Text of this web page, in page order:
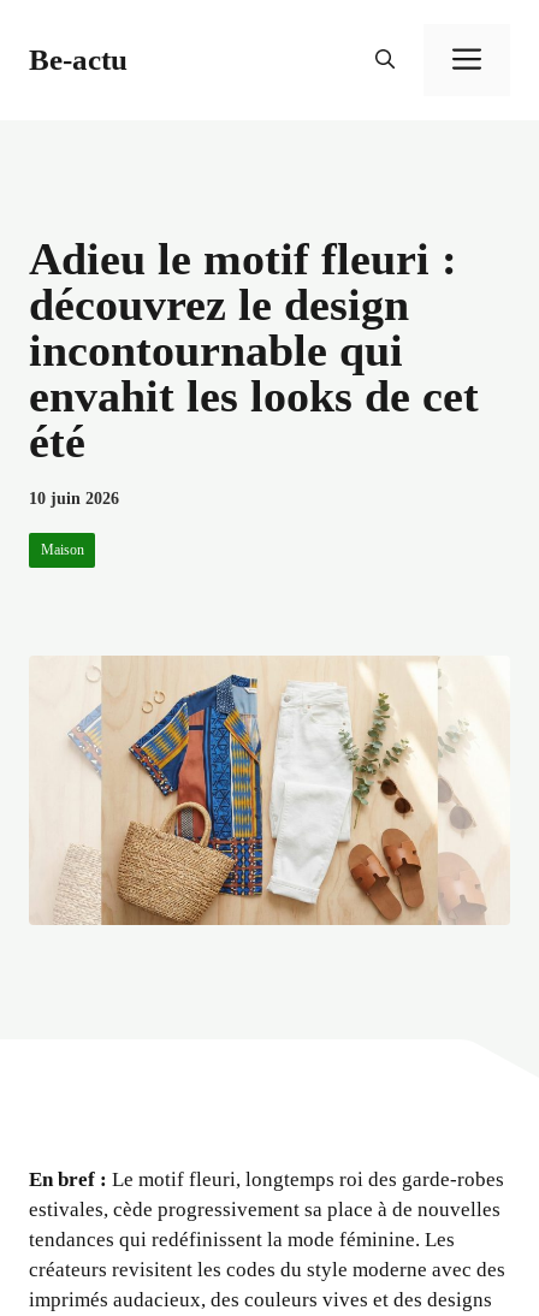
contenuBe-actu
Adieu le motif fleuri :
découvrez le design
incontournable qui
envahit les looks de cet
été
10 juin 2026
Maison
En bref : Le motif fleuri, longtemps roi des garde-robes
estivales, cède progressivement sa place à de nouvelles
tendances qui redéfinissent la mode féminine. Les
créateurs revisitent les codes du style moderne avec des
imprimés audacieux, des couleurs vives et des designs